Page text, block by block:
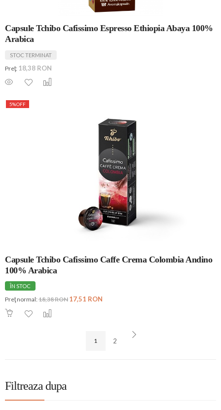
Capsule Tchibo Cafissimo Espresso Ethiopia Abaya 100%
Arabica
STOC TERMINAT
Preţ: 18,38 RON
5%OFF
Capsule Tchibo Cafissimo Caffe Crema Colombia Andino
100% Arabica
ÎN STOC
Preţ normal:18,38 RON 17,51 RON
1 2
Filtreaza dupa